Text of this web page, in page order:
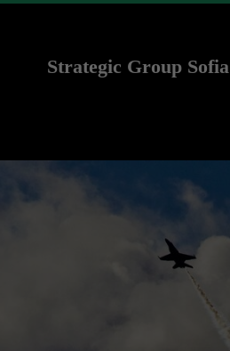
Strategic Group Sofia